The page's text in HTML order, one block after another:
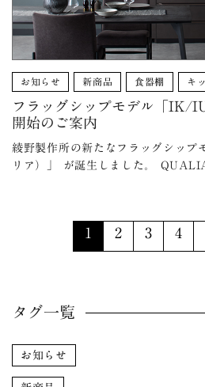
お知らせ 新商品 食器棚 キ
フラッグシップモデル「IK/
開始のご案内
綾野製作所の新たなフラッグシッ
リア）」 が誕生しました。
1 2 3 4
タグ一覧
お知らせ